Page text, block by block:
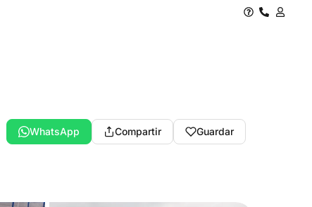
WhatsApp Compartir Guardar